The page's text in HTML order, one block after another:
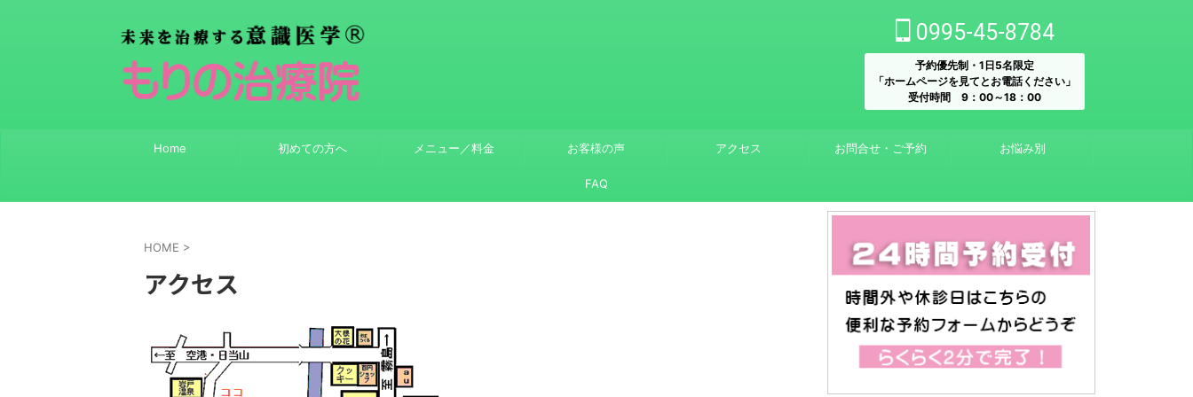
0995-45-8784
予約優先制・1日5名限定
「ホームページを見てとお電話ください」
受付時間 9：00～18：00
Home 初めての方へ メニュー／料金 お客様の声 アクセス お問合せ・ご予約 お悩み別
FAQ
HOME >
アクセス